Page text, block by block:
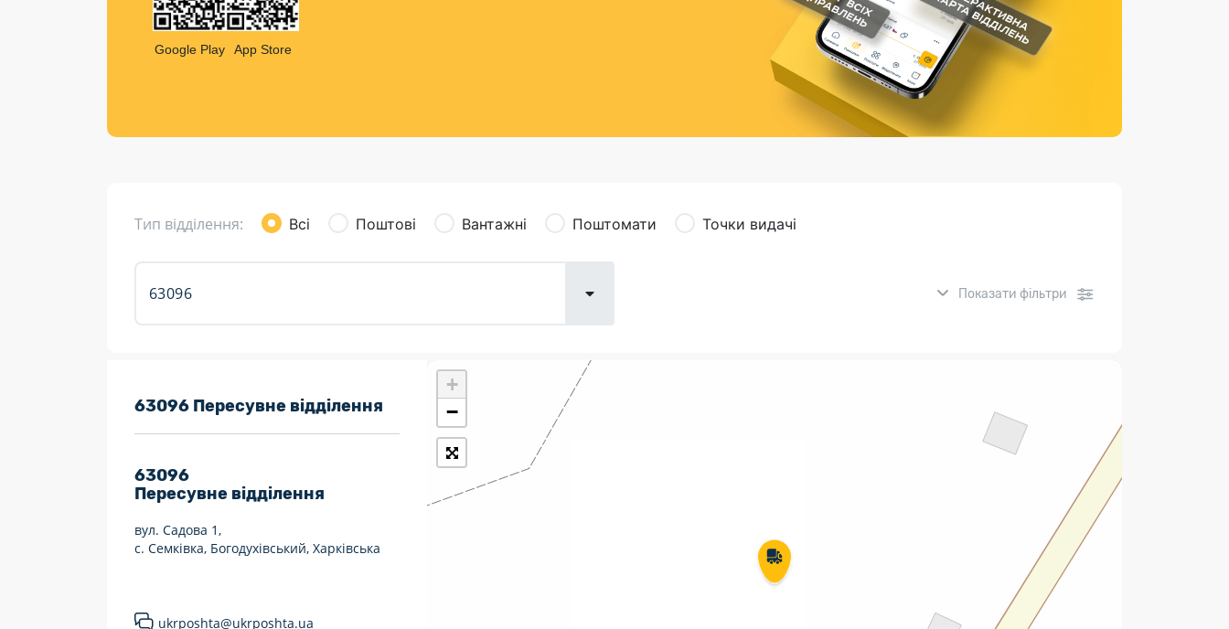
Листи та листівки
Кур’єрська доставка
Страхові послуги
Каталог «Укрпошта Маркет»
Google Play App Store
Тип відділення: Всі Поштові Вантажні Поштомати Точки видачі
Показати фільтри
7 днів на тиждень
Працюють після 19:00
Працюють у вихідні
Поштові послуги:
Укрпошта Експрес/тариф
«Пріоритетний»
63096 Пересувне відділення
63096
Пересувне відділення
вул. Садова 1,
с. Семківка, Богодухівський, Харківська
ukrposhta@ukrposhta.ua
+
−